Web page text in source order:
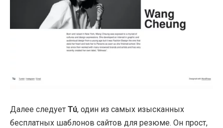
Далее следует Tú, один из самых изысканных
бесплатных шаблонов сайтов для резюме. Он прост,